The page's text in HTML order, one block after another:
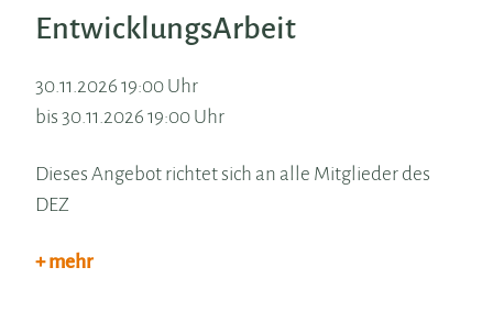
EntwicklungsArbeit
30.11.2026 19:00 Uhr
bis 30.11.2026 19:00 Uhr
Dieses Angebot richtet sich an alle Mitglieder des
DEZ
+ mehr